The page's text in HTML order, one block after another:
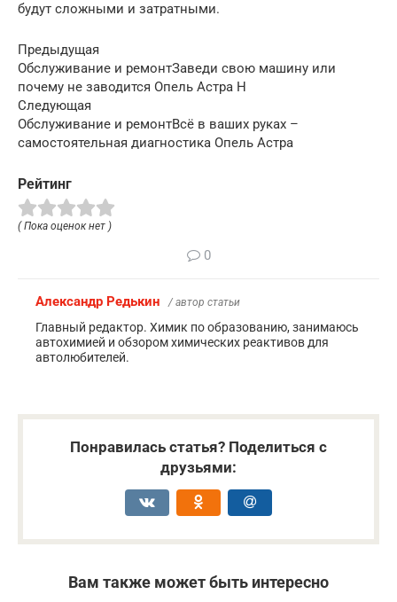
будут сложными и затратными.
Предыдущая
Обслуживание и ремонтЗаведи свою машину или
почему не заводится Опель Астра H
Следующая
Обслуживание и ремонтВсё в ваших руках –
самостоятельная диагностика Опель Астра
Рейтинг
( Пока оценок нет )
0
Александр Редькин / автор статьи
Главный редактор. Химик по образованию, занимаюсь
автохимией и обзором химических реактивов для
автолюбителей.
Понравилась статья? Поделиться с
друзьями:
Вам также может быть интересно